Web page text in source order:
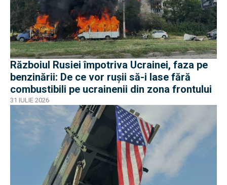
Războiul Rusiei împotriva Ucrainei, faza pe
benzinării: De ce vor rușii să-i lase fără
combustibili pe ucrainenii din zona frontului
31 IULIE 2026